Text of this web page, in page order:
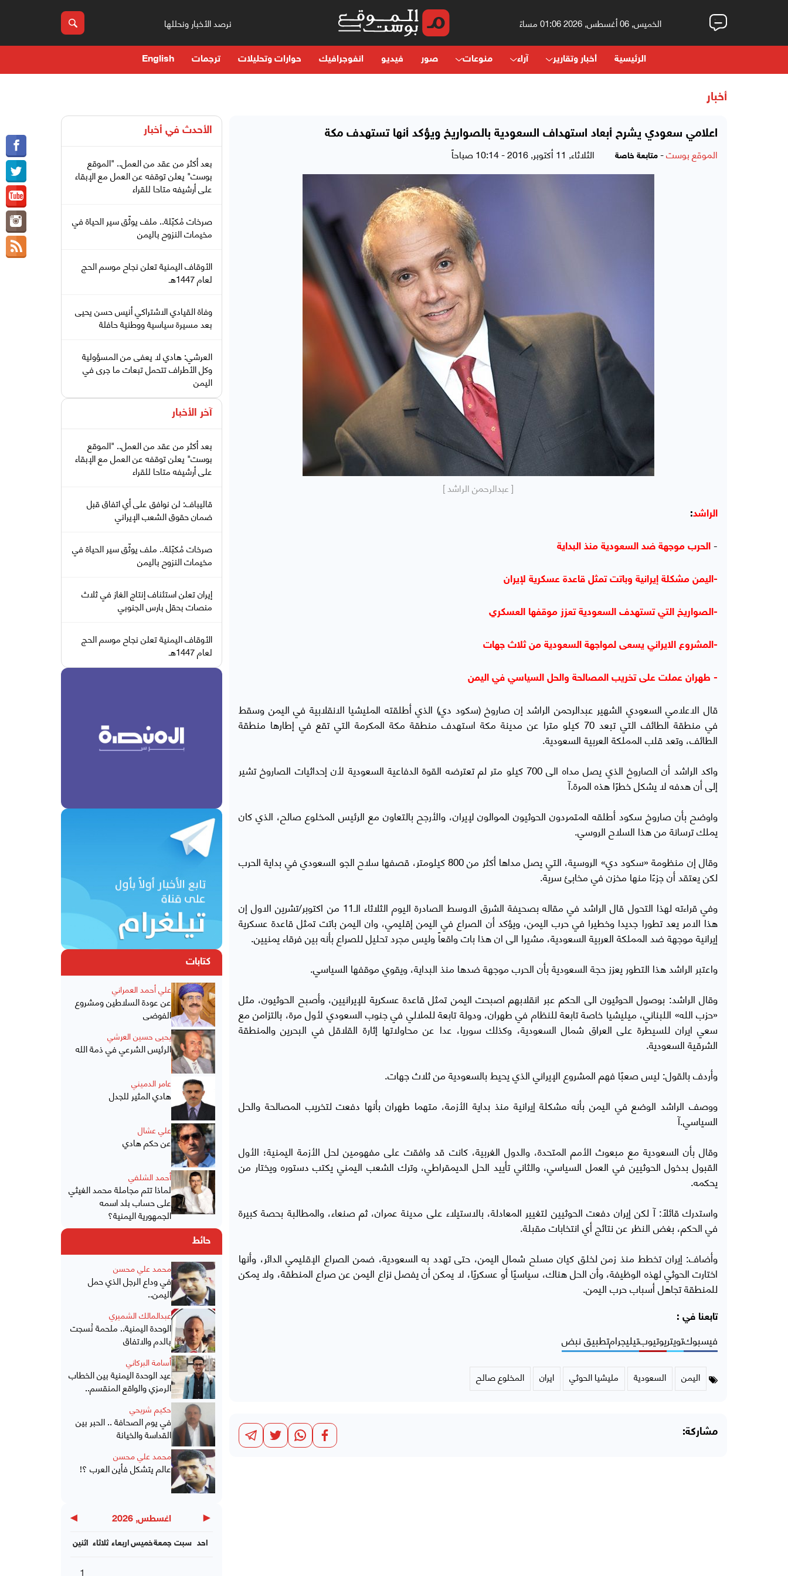
الخميس, 06 أغسطس, 2026 01:06 مساءً نرصد الأخبار ونحللها
الرئيسية أخبار وتقارير آراء منوعات صور فيديو انفوجرافيك حوارات وتحليلات ترجمات English
أخبار
اعلامي سعودي يشرح أبعاد استهداف السعودية بالصواريخ ويؤكد أنها تستهدف مكة
الموقع بوست- متابعة خاصة الثلاثاء, 11 أكتوبر, 2016 - 10:14 صباحاً
[ عبدالرحمن الراشد ]
الراشد:
- الحرب موجهة ضد السعودية منذ البداية
-اليمن مشكلة إيرانية وباتت تمثل قاعدة عسكرية لإيران
-الصواريخ التي تستهدف السعودية تعزز موقفها العسكري
-المشروع الايراني يسعى لمواجهة السعودية من ثلاث جهات
- طهران عملت على تخريب المصالحة والحل السياسي في اليمن
قال الاعلامي السعودي الشهير عبدالرحمن الراشد إن صاروخ (سكود دي) الذي أطلقته المليشيا الانقلابية في اليمن وسقط
في منطقة الطائف التي تبعد 70 كيلو مترا عن مدينة مكة استهدف منطقة مكة المكرمة التي تقع في إطارها منطقة
الطائف، وتعد قلب المملكة العربية السعودية.
واكد الراشد أن الصاروخ الذي يصل مداه الى 700 كيلو متر لم تعترضه القوة الدفاعية السعودية لأن إحداثيات الصاروخ تشير
إلى أن هدفه لا يشكل خطرًا هذه المرة.آ
واوضح بأن صاروخ سكود أطلقه المتمردون الحوثيون الموالون لإيران، والأرجح بالتعاون مع الرئيس المخلوع صالح، الذي كان
يملك ترسانة من هذا السلاح الروسي.
وقال إن منظومة «سكود دي» الروسية، التي يصل مداها أكثر من 800 كيلومتر، قصفها سلاح الجو السعودي في بداية الحرب
لكن يعتقد أن جزءًا منها مخزن في مخابئ سرية.
وفي قراءته لهذا التحول قال الراشد في مقاله بصحيفة الشرق الاوسط الصادرة اليوم الثلاثاء الـ11 من اكتوبر/تشرين الاول إن
هذا الامر يعد تطورا جديدا وخطيرا في حرب اليمن، ويؤكد أن الصراع في اليمن إقليمي، وان اليمن باتت تمثل قاعدة عسكرية
إيرانية موجهة ضد المملكة العربية السعودية، مشيرا الى ان هذا بات واقعاً وليس مجرد تحليل للصراع بأنه بين فرقاء يمنيين.
واعتبر الراشد هذا التطور يعزز حجة السعودية بأن الحرب موجهة ضدها منذ البداية، ويقوي موقفها السياسي.
وقال الراشد: بوصول الحوثيون الى الحكم عبر انقلابهم اصبحت اليمن تمثل قاعدة عسكرية للإيرانيين، وأصبح الحوثيون، مثل
«حزب الله» اللبناني، ميليشيا خاصة تابعة للنظام في طهران، ودولة تابعة للملالي في جنوب السعودي لأول مرة، بالتزامن مع
سعي ايران للسيطرة على العراق شمال السعودية، وكذلك سوريا، عدا عن محاولاتها إثارة القلاقل في البحرين والمنطقة
الشرقية السعودية.
وأردف بالقول: ليس صعبًا فهم المشروع الإيراني الذي يحيط بالسعودية من ثلاث جهات.
ووصف الراشد الوضع في اليمن بأنه مشكلة إيرانية منذ بداية الأزمة، متهما طهران بأنها دفعت لتخريب المصالحة والحل
السياسي.آ
وقال بأن السعودية مع مبعوث الأمم المتحدة، والدول الغربية، كانت قد وافقت على مفهومين لحل الأزمة اليمنية؛ الأول
القبول بدخول الحوثيين في العمل السياسي، والثاني تأييد الحل الديمقراطي، وترك الشعب اليمني يكتب دستوره ويختار من
يحكمه.
واستدرك قائلاً: آ لكن إيران دفعت الحوثيين لتغيير المعادلة، بالاستيلاء على مدينة عمران، ثم صنعاء، والمطالبة بحصة كبيرة
في الحكم، بغض النظر عن نتائج أي انتخابات مقبلة.
وأضاف: إيران تخطط منذ زمن لخلق كيان مسلح شمال اليمن، حتى تهدد به السعودية، ضمن الصراع الإقليمي الدائر، وأنها
اختارت الحوثي لهذه الوظيفة، وأن الحل هناك، سياسيًا أو عسكريًا، لا يمكن أن يفصل نزاع اليمن عن صراع المنطقة، ولا يمكن
للمنطقة تجاهل أسباب حرب اليمن.
تابعنا في :
فيسبوكتويتريوتيوبتيليجرامتطبيق نبض
اليمن السعودية مليشيا الحوثي ايران المخلوع صالح
مشاركة:
الأحدث في أخبار
بعد أكثر من عقد من العمل.. "الموقع
بوست" يعلن توقفه عن العمل مع الإبقاء
على أرشيفه متاحا للقراء
صرخات مُكبّلة.. ملف يوثّق سير الحياة في
مخيمات النزوح باليمن
الأوقاف اليمنية تعلن نجاح موسم الحج
لعام 1447هـ
وفاة القيادي الاشتراكي أنيس حسن يحيى
بعد مسيرة سياسية ووطنية حافلة
العرشي: هادي لا يعفى من المسؤولية
وكل الأطراف تتحمل تبعات ما جرى في
اليمن
آخر الأخبار
بعد أكثر من عقد من العمل.. "الموقع
بوست" يعلن توقفه عن العمل مع الإبقاء
على أرشيفه متاحا للقراء
قاليباف: لن نوافق على أي اتفاق قبل
ضمان حقوق الشعب الإيراني
صرخات مُكبّلة.. ملف يوثّق سير الحياة في
مخيمات النزوح باليمن
إيران تعلن استئناف إنتاج الغاز في ثلاث
منصات بحقل بارس الجنوبي
الأوقاف اليمنية تعلن نجاح موسم الحج
لعام 1447هـ
كتابات
علي أحمد العمراني
عن عودة السلاطين ومشروع
الفوضى
يحيى حسين العرشي
الرئيس الشرعي في ذمة الله
عامر الدميني
هادي المثير للجدل
علي عشال
عن حكم هادي
أحمد الشلفي
لماذا تتم مجاملة محمد الغيثي
على حساب بلد اسمه
الجمهورية اليمنية؟
حائط
محمد علي محسن
في وداع الرجل الذي حمل
اليمن..
عبدالمالك الشميري
الوحدة اليمنية.. ملحمة نُسجت
بالدم والاتفاق
أسامة البركاني
عيد الوحدة اليمنية بين الخطاب
الرمزي والواقع المنقسم..
حكيم شريحي
في يوم الصحافة .. الحبر بين
القداسة والخيانة
محمد علي محسن
عالم يتشكل فأين العرب ؟!
◀ اغسطس, 2026 ▶
اثنين ثلاثاء اربعاءخميسجمعة سبت احد
1